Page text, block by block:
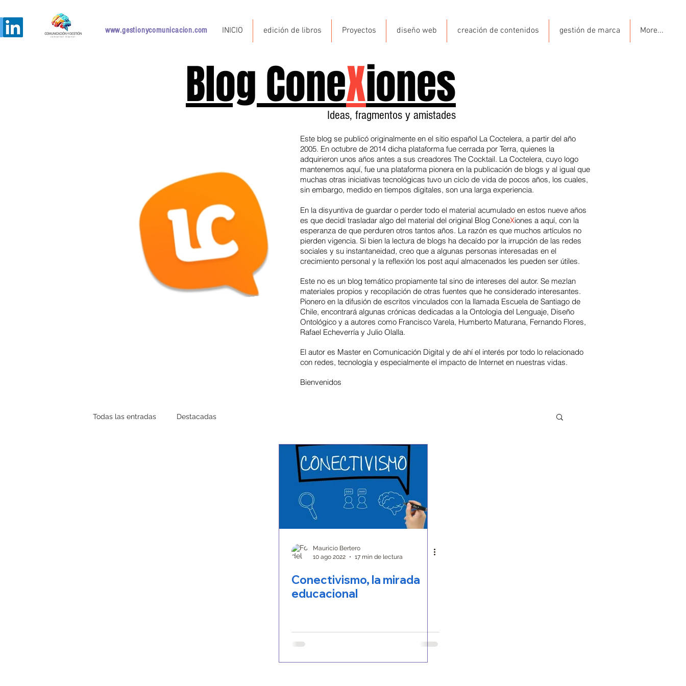
www.gestionycomunicacion.com INICIO edición de libros Proyectos diseño web creación de contenidos gestión de marca More...
Blog ConeXiones
Ideas, fragmentos y amistades
Este blog se publicó originalmente en el sitio español La Coctelera, a partir del año
2005. En octubre de 2014 dicha plataforma fue cerrada por Terra, quienes la
adquirieron unos años antes a sus creadores The Cocktail. La Coctelera, cuyo logo
mantenemos aquí, fue una plataforma pionera en la publicación de blogs y al igual que
muchas otras iniciativas tecnológicas tuvo un ciclo de vida de pocos años, los cuales,
sin embargo, medido en tiempos digitales, son una larga experiencia.
En la disyuntiva de guardar o perder todo el material acumulado en estos nueve años
es que decidí trasladar algo del material del original Blog ConeXiones a aquí, con la
esperanza de que perduren otros tantos años. La razón es que muchos artículos no
pierden vigencia. Si bien la lectura de blogs ha decaído por la irrupción de las redes
sociales y su instantaneidad, creo que a algunas personas interesadas en el
crecimiento personal y la reflexión los post aquí almacenados les pueden ser útiles.
Este no es un blog temático propiamente tal sino de intereses del autor. Se mezlan
materiales propios y recopilación de otras fuentes que he considerado interesantes.
Pionero en la difusión de escritos vinculados con la llamada Escuela de Santiago de
Chile, encontrará algunas crónicas dedicadas a la Ontologia del Lenguaje, Diseño
Ontológico y a autores como Francisco Varela, Humberto Maturana, Fernando Flores,
Rafael Echeverría y Julio Olalla.
El autor es Master en Comunicación Digital y de ahí el interés por todo lo relacionado
con redes, tecnología y especialmente el impacto de Internet en nuestras vidas.
Bienvenidos
Todas las entradas Destacadas
Mauricio Bertero
10 ago 2022
17 min de lectura
Conectivismo, la mirada
educacional